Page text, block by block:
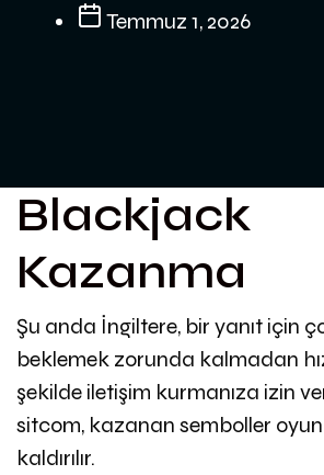
Temmuz 1, 2026
Blackjack
Kazanma
Şu anda İngiltere, bir yanıt için
beklemek zorunda kalmadan
şekilde iletişim kurmanıza izin
sitcom, kazanan semboller
kaldırılır.